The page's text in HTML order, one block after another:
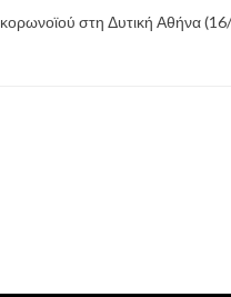
στη Δυτική Αθήνα